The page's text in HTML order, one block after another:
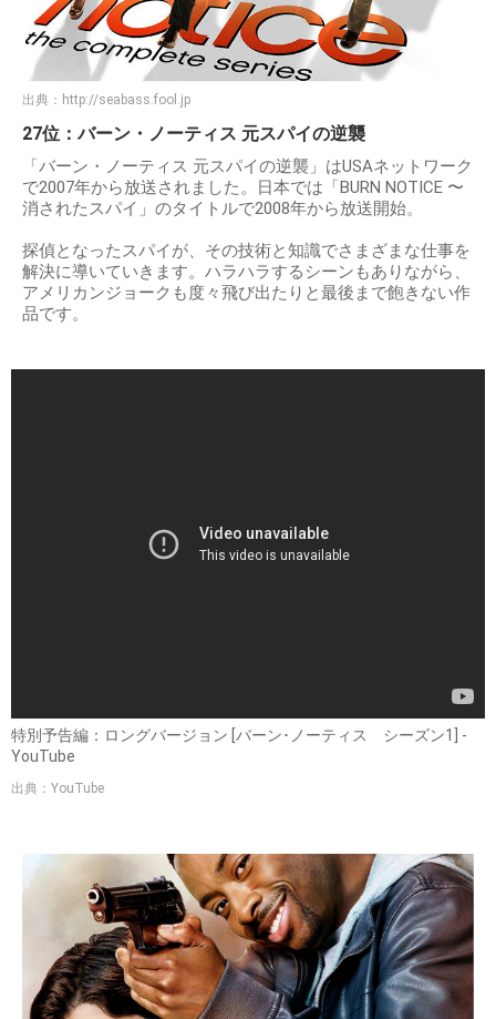
出典： http://seabass.fool.jp
27位：バーン・ノーティス 元スパイの逆襲
「バーン・ノーティス 元スパイの逆襲」はUSAネットワーク
で2007年から放送されました。日本では「BURN NOTICE 〜
消されたスパイ」のタイトルで2008年から放送開始。
探偵となったスパイが、その技術と知識でさまざまな仕事を
解決に導いていきます。ハラハラするシーンもありながら、
アメリカンジョークも度々飛び出たりと最後まで飽きない作
品です。
特別予告編：ロングバージョン [バーン･ノーティス シーズン1] -
YouTube
出典：YouTube